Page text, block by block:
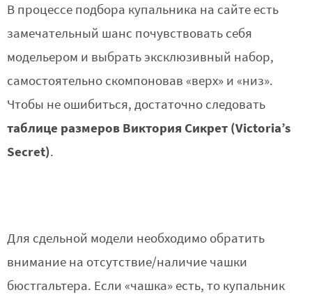
В процессе подбора купальника на сайте есть
замечательный шанс почувствовать себя
модельером и выбрать эксклюзивный набор,
самостоятельно скомпоновав «верх» и «низ».
Чтобы не ошибиться, достаточно следовать
таблице размеров Виктория Сикрет (Victoria’s
Secret).
Для сдельной модели необходимо обратить
внимание на отсутствие/наличие чашки
бюстгальтера. Если «чашка» есть, то купальник